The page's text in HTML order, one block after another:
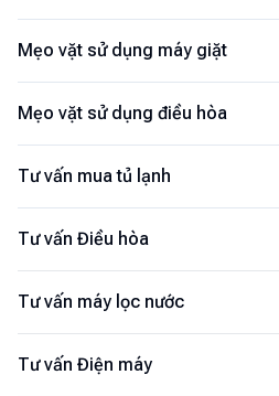
Mẹo vặt sử dụng máy giặt
Mẹo vặt sử dụng điều hòa
Tư vấn mua tủ lạnh
Tư vấn Điều hòa
Tư vấn máy lọc nước
Tư vấn Điện máy